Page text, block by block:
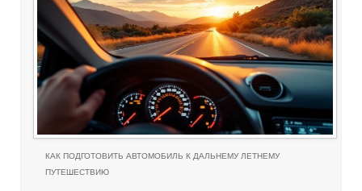
КАК ПОДГОТОВИТЬ АВТОМОБИЛЬ К ДАЛЬНЕМУ ЛЕТНЕМУ
ПУТЕШЕСТВИЮ